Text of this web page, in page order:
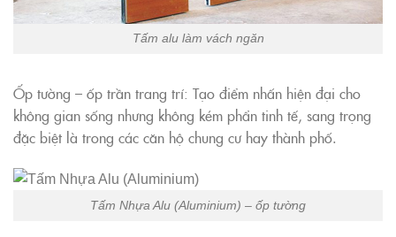
Tấm alu làm vách ngăn
Ốp tường – ốp trần trang trí: Tạo điểm nhấn hiện đại cho
không gian sống nhưng không kém phẩn tinh tế, sang trọng
đặc biệt là trong các căn hộ chung cư hay thành phố.
Tấm Nhựa Alu (Aluminium) – ốp tường